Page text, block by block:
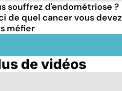
souffrez d'endométriose ?
de quel cancer vous devez
méfier
de vidéos